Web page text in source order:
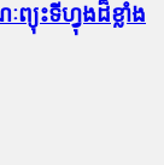
យុះទីហ្វុងដ៏ខ្លាំង